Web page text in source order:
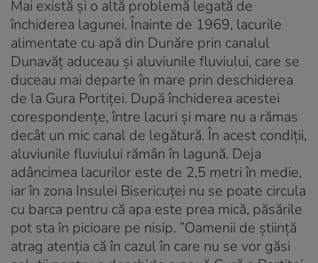
Mai există și o altă problemă legată de
închiderea lagunei. Înainte de 1969, lacurile
alimentate cu apă din Dunăre prin canalul
Dunavăț aduceau și aluviunile fluviului, care se
duceau mai departe în mare prin deschiderea
de la Gura Portiței. După închiderea acestei
corespondențe, între lacuri și mare nu a rămas
decât un mic canal de legătură. În acest condiții,
aluviunile fluviului rămân în lagună. Deja
adâncimea lacurilor este de 2,5 metri în medie,
iar în zona Insulei Bisericuței nu se poate circula
cu barca pentru că apa este prea mică, păsările
pot sta în picioare pe nisip. ”Oamenii de știință
atrag atenția că în cazul în care nu se vor găsi